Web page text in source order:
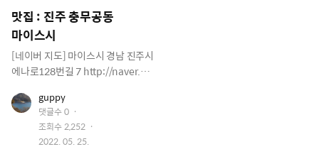
맛집 : 진주 충무공동
마이스시
[네이버 지도] 마이스시 경남 진주시
에나로128번길 7 http://naver.m
가 생겨서 와 봤어요 다른 동에 있는
데와 분위기가 비슷합니다. 주차빌
딩에 있어서 주차는 그냥 하시면 되
요 일단 처음 왔으니 메뉴판 정독 초
유
저
guppy
댓글수0
조회수 2,252
작
2022. 05. 25.